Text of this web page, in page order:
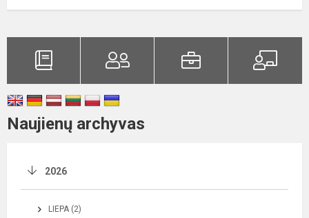
Naujienų archyvas
2026
LIEPA (2)